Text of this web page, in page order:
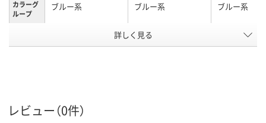
カラーグ
ループ
ブルー系 ブルー系 ブルー系
15g
詳しく見る
レビュー（0件）